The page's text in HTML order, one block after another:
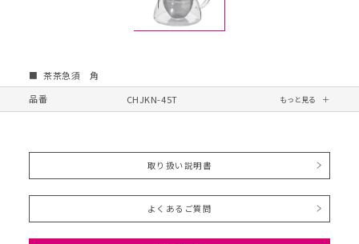
茶茶急須 角
品番
CHJKN-45T
取り扱い説明書
よくあるご質問